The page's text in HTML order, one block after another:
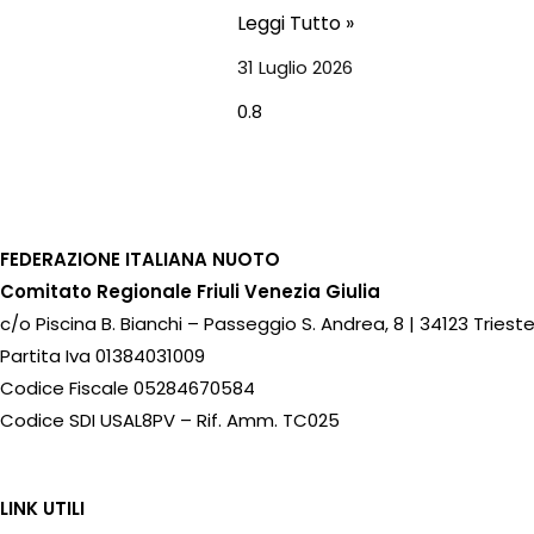
Leggi Tutto »
31 Luglio 2026
FEDERAZIONE ITALIANA NUOTO
Comitato Regionale Friuli Venezia Giulia
c/o Piscina B. Bianchi – Passeggio S. Andrea, 8 | 34123
Partita Iva 01384031009
Codice Fiscale 05284670584
Codice SDI USAL8PV – Rif. Amm. TC025
LINK UTILI